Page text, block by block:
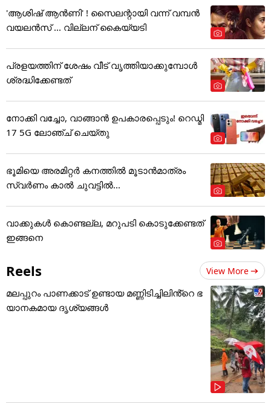
'ആശിഷ് ആൻണി' ! സൈലന്റായി വന്ന് വമ്പൻ
വയലൻസ് ... വില്ലന് കൈയ്യടി
പ്രളയത്തിന് ശേഷം വീട് വൃത്തിയാക്കുമ്പോൾ
ശ്രദ്ധിക്കേണ്ടത്
നോക്കി വച്ചോ, വാങ്ങാൻ ഉപകാരപ്പെടും! റെഡ്മി
17 5G ലോഞ്ച് ചെയ്തു
ഭൂമിയെ അരമിറ്റർ കനത്തിൽ മൂടാൻമാത്രം
സ്വർണം കാൽ ചുവട്ടിൽ...
വാക്കുകൾ കൊണ്ടല്ല, മറുപടി കൊടുക്കേണ്ടത്
ഇങ്ങനെ
Reels View More
മലപ്പുറം പാണക്കാട് ഉണ്ടായ മണ്ണിടിച്ചിലിൻ്റെ ഭ
യാനകമായ ദൃശ്യങ്ങൾ